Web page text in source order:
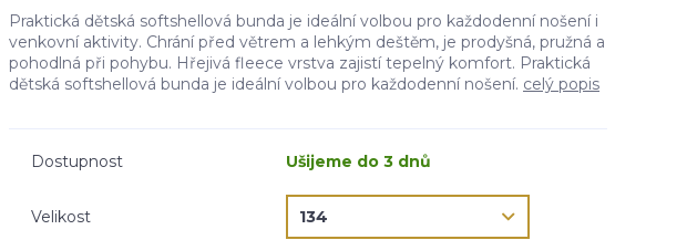
Praktická dětská softshellová bunda je ideální volbou pro každodenní nošení i
venkovní aktivity. Chrání před větrem a lehkým deštěm, je prodyšná, pružná a
pohodlná při pohybu. Hřejivá fleece vrstva zajistí tepelný komfort. Praktická
dětská softshellová bunda je ideální volbou pro každodenní nošení. celý popis
Dostupnost Ušijeme do 3 dnů
Velikost